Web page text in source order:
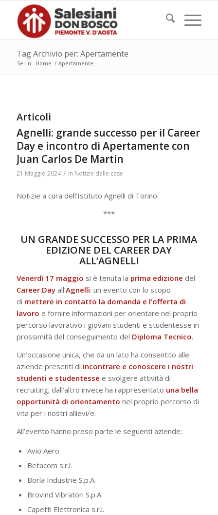
Tag Archivio per: Apertamente
Sei in: Home / Apertamente
Articoli
Agnelli: grande successo per il Career
Day e incontro di Apertamente con
Juan Carlos De Martin
21 Maggio 2024 / in Notizie dalle case
Notizie a cura dell’Istituto Agnelli di Torino.
***
UN GRANDE SUCCESSO PER LA PRIMA
EDIZIONE DEL CAREER DAY
ALL’AGNELLI
Venerdì 17 maggio si è tenuta la prima edizione del
Career Day all’Agnelli: un evento con lo scopo
di mettere in contatto la domanda e l’offerta di
lavoro e fornire informazioni per orientare nel proprio
percorso lavorativo i giovani studenti e studentesse in
prossimità del conseguimento del Diploma Tecnico.
Un’occasione unica, che da un lato ha consentito alle
aziende presenti di incontrare e conoscere i nostri
studenti e studentesse e svolgere attività di
recruiting; dall’altro invece ha rappresentato una bella
opportunità di orientamento nel proprio percorso di
vita per i nostri allievi/e.
All’evento hanno preso parte le seguenti aziende:
Avio Aero
Betacom s.r.l.
Borla Industrie S.p.A.
Brovind Vibratori S.p.A.
Capetti Elettronica s.r.l.